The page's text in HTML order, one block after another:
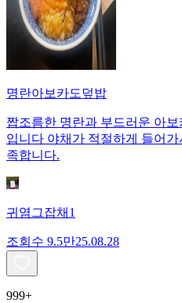
명란아보카도덮밥
짭조름한 명란과 부드러운 아
입니다 야채가 적절하게 들어
족합니다.
귀염그잡채1
조회수 9.5만25.08.28
999+